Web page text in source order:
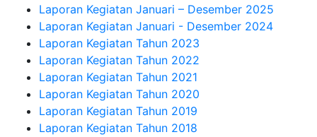
Laporan Kegiatan Januari – Desember 2025
Laporan Kegiatan Januari - Desember 2024
Laporan Kegiatan Tahun 2023
Laporan Kegiatan Tahun 2022
Laporan Kegiatan Tahun 2021
Laporan Kegiatan Tahun 2020
Laporan Kegiatan Tahun 2019
Laporan Kegiatan Tahun 2018